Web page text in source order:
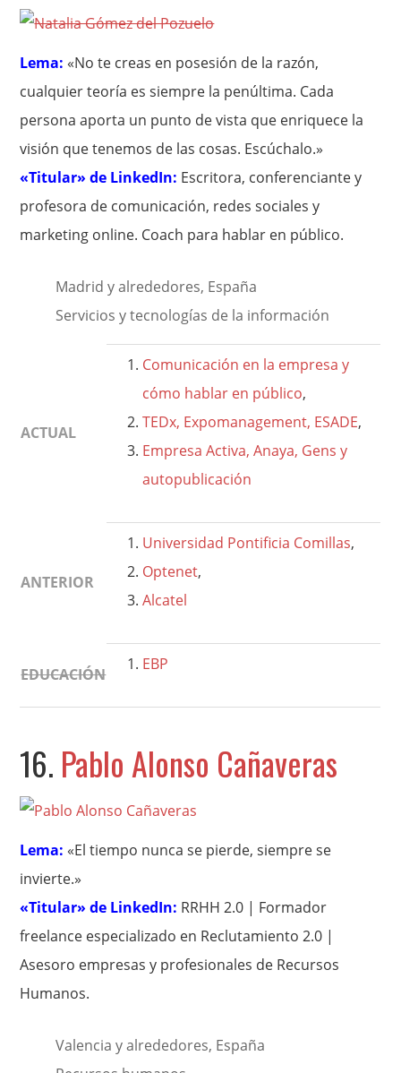
Lema: «No te creas en posesión de la razón,
cualquier teoría es siempre la penúltima. Cada
persona aporta un punto de vista que enriquece la
visión que tenemos de las cosas. Escúchalo.»
«Titular» de LinkedIn: Escritora, conferenciante y
profesora de comunicación, redes sociales y
marketing online. Coach para hablar en público.
Madrid y alrededores, España
Servicios y tecnologías de la información
ACTUAL
Comunicación en la empresa y
cómo hablar en público,
TEDx, Expomanagement, ESADE,
Empresa Activa, Anaya, Gens y
autopublicación
ANTERIOR
Universidad Pontificia Comillas,
Optenet,
Alcatel
EDUCACIÓN
EBP
16. Pablo Alonso Cañaveras
Lema: «El tiempo nunca se pierde, siempre se
invierte.»
«Titular» de LinkedIn: RRHH 2.0 | Formador
freelance especializado en Reclutamiento 2.0 |
Asesoro empresas y profesionales de Recursos
Humanos.
Valencia y alrededores, España